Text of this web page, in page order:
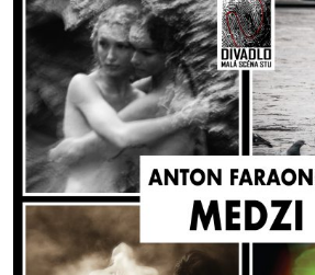
fotky
protesty
granty
pozvánky
Historický
kalendár